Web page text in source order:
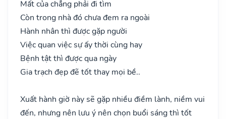
Mất của chẳng phải đi tìm
Còn trong nhà đó chưa đem ra ngoài
Hành nhân thì được gặp người
Việc quan việc sự ấy thời cùng hay
Bệnh tật thì được qua ngày
Gia trạch đẹp đẽ tốt thay mọi bề..
Xuất hành giờ này sẽ gặp nhiều điềm lành, niềm vui
đến, nhưng nên lưu ý nên chọn buổi sáng thì tốt